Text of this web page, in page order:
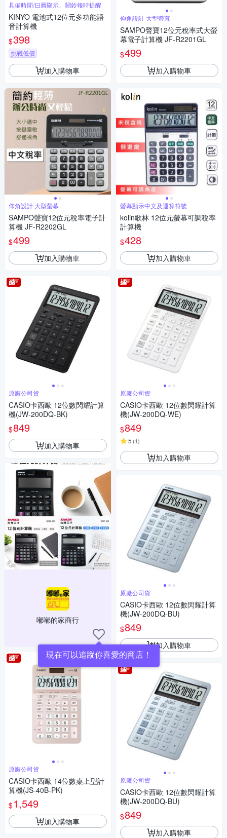
具備時間/日曆顯示、鬧鈴報時提醒
KINYO 電池式12位元多功能語
音計算機
$398
挑戰低價
加入購物車
仰角設計 大型螢幕
SAMPO聲寶12位元稅率電子計
算機 JF-R2202GL
$499
加入購物車
原廠公司貨
CASIO卡西歐 12位數閃耀計算
機(JW-200DQ-BK)
$849
加入購物車
嘟嘟的家商行
現在可以追蹤你喜愛的商店！
原廠公司貨
CASIO卡西歐 14位數桌上型計
算機(JS-40B-PK)
$1,549
加入購物車
仰角設計 大型螢幕
SAMPO聲寶12位元稅率式大螢
幕電子計算機 JF-R2201GL
$499
加入購物車
螢幕顯示中文及運算符號
kolin歌林 12位元螢幕可調稅率
計算機
$428
加入購物車
原廠公司貨
CASIO卡西歐 12位數閃耀計算
機(JW-200DQ-WE)
$849
5 (1)
加入購物車
原廠公司貨
CASIO卡西歐 12位數閃耀計算
機(JW-200DQ-BU)
$849
加入購物車
原廠公司貨
CASIO卡西歐 12位數閃耀計算
機(JW-200DQ-BU)
$849
加入購物車